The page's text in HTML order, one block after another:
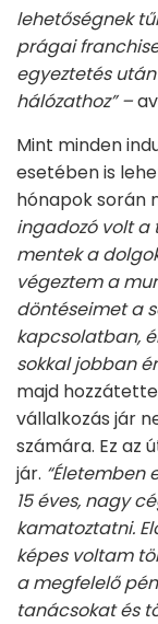
lehetőségnek
prágai
egyeztetés
hálózathoz” –
Mint minden
esetében is
hónapok során
ingadozó volt a
mentek a
végeztem a
döntéseimet a
kapcsolatban,
sokkal jobban
majd
vállalkozás jár
számára. Ez az
jár. “Életemben
15 éves, nagy
kamatoztatni.
képes voltam
a megfelelő
tanácsokat és